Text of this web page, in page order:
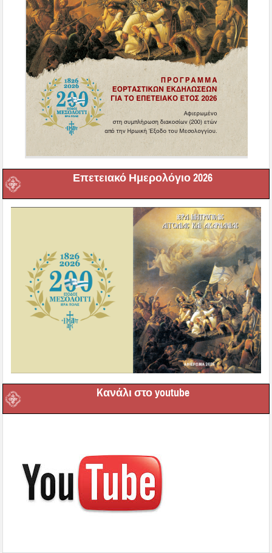
Επετειακό Ημερολόγιο 2026
Kανάλι στο youtube